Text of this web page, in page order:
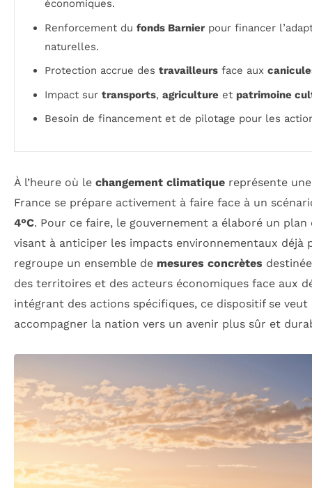
économiques.
Renforcement du fonds Barnierpour financer
naturelles.
Protection accrue des travailleurs face aux
Impact sur transports, agriculture et patrimoine
Besoin de financement et de pilotage pour les
À l’heure où le changement climatique représente
France se prépare activement à faire face à un
4°C. Pour ce faire, le gouvernement a élaboré un plan
visant à anticiper les impacts environnementaux déjà
regroupe un ensemble de mesures concrètes
des territoires et des acteurs économiques face aux
intégrant des actions spécifiques, ce dispositif se
accompagner la nation vers un avenir plus sûr et